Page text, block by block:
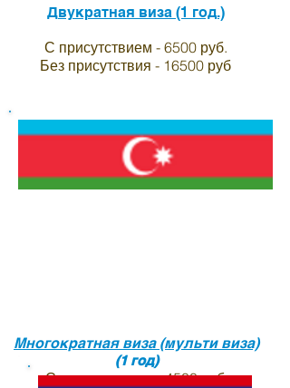
Двукратная виза (1 год.)
С присутствием - 6500 руб.
Без присутствия - 16500 руб
Многократная виза (мульти виза)
(1 год)
С присутствием - 4500 руб.